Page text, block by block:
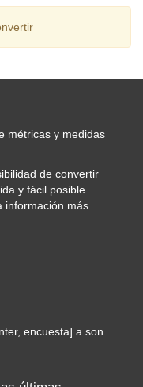
métricas y medidas
de convertir
y fácil posible.
información más
encuesta] a son